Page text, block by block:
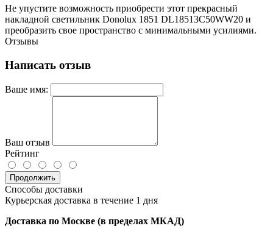
Не упустите возможность приобрести этот прекрасный
накладной светильник Donolux 1851 DL18513C50WW20 и
преобразить свое пространство с минимальными усилиями.
Отзывы
Написать отзыв
Ваше имя:
Ваш отзыв
Рейтинг
Продолжить
Способы доставки
Курьерская доставка в течение 1 дня
Доставка по Москве (в пределах МКАД)